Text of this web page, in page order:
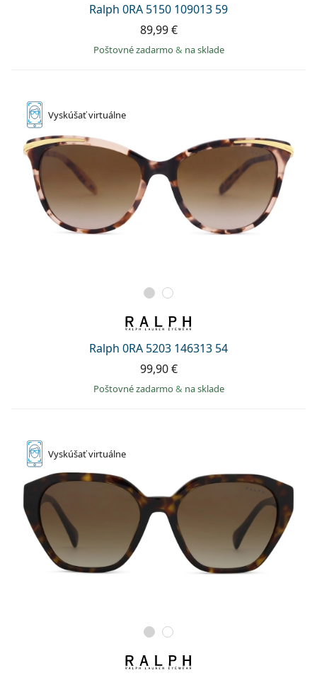
Ralph 0RA 5150 109013 59
89,99 €
Poštovné zadarmo& na sklade
Vyskúšaťvirtuálne
Ralph 0RA 5203 146313 54
99,90 €
Poštovné zadarmo& na sklade
Vyskúšaťvirtuálne